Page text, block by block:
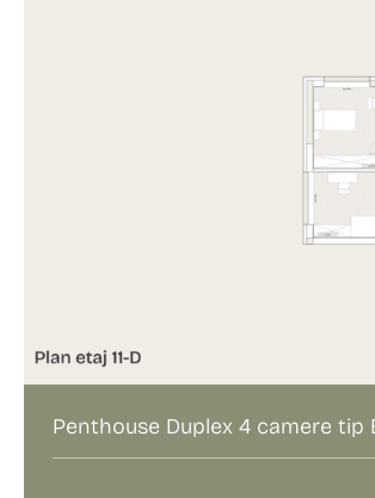
Penthouse Duplex 4 camere tip